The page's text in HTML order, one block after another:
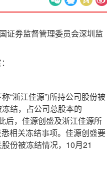
证券监督管理委员会深圳监
“浙江佳源”)所持公司股份被
结，占公司总股本的
后，佳源创盛及浙江佳源所
相关冻结事项。佳源创盛要
份被冻结情况，10月21